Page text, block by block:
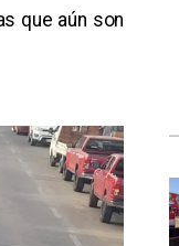
que aún son